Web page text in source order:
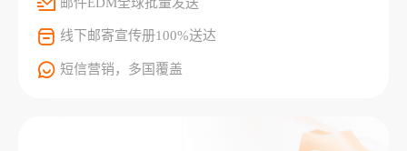
线下邮寄宣传册100%送达
短信营销，多国覆盖